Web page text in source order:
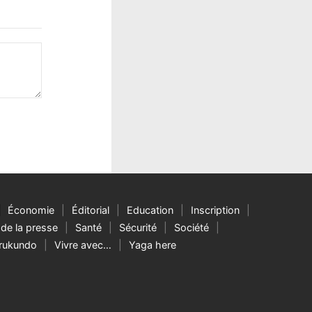
Économie Éditorial Education
Inscription
la presse Santé Sécurité
Société
Vivre avec… Yaga here